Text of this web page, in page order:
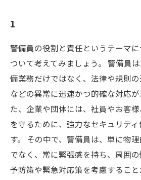
1
警備員の役割と責任というテーマ
ついて考えてみましょう。 警備員
備業務だけではなく、法律や規則
などの異常に迅速かつ的確な対応
た、企業や団体には、社員やお客
を守るために、強力なセキュリテ
す。 その中で、警備員は、単に物
でなく、常に緊張感を持ち、周囲
予防策や緊急対応策を考慮すること